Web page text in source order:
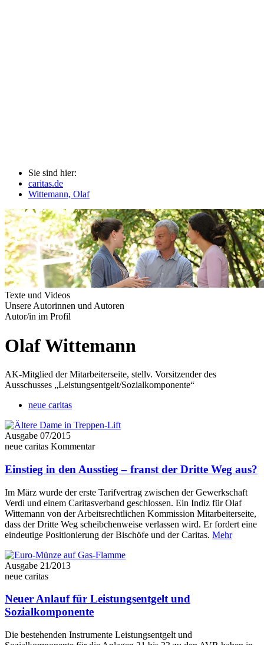
Sie sind hier:
caritas.de
Wittemann, Olaf
Texte und Videos
Unsere Autorinnen und Autoren
Autor/in im Profil
Olaf Wittemann
AK-Mitglied der Mit­ar­beiter­seite, stellv. Vorsitzender des
Ausschusses „Leistungsentgelt/Sozialkomponente“
neue caritas
Ausgabe 07/2015
neue caritas Kommentar
Einstieg in den Ausstieg – franst der Dritte Weg aus?
Im März wurde der erste Tarifvertrag zwischen der Gewerkschaft
Verdi und einem Caritasverband geschlossen. Ein Indiz für Olaf
Wittemann von der Arbeitsrechtlichen Kommission Mitarbeiterseite,
dass der Dritte Weg scheibchenweise verlassen wird. Er fordert eine
eindeutige Positionierung der Bischöfe und der Caritas. Mehr
Ausgabe 21/2013
neue caritas
Neuer Anlauf für Leistungsentgelt und
Sozialkomponente
Die bestehenden Instrumente Leistungsentgelt und